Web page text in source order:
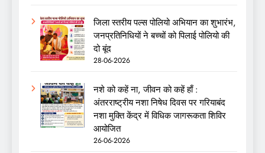
जिला स्तरीय पल्स पोलियो अभियान का शुभारंभ,
जनप्रतिनिधियों ने बच्चों को पिलाई पोलियो की
दो बूंद
28-06-2026
नशे को कहें ना, जीवन को कहें हाँ :
अंतरराष्ट्रीय नशा निषेध दिवस पर गरियाबंद
नशा मुक्ति केंद्र में विधिक जागरूकता शिविर
आयोजित
26-06-2026